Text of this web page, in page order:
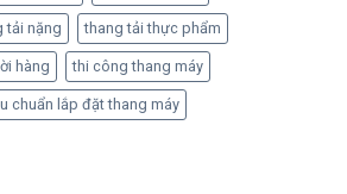
tải nặng thang tải thực phẩm
hàng thi công thang máy
chuẩn lắp đặt thang máy